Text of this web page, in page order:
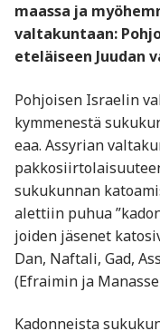
maassa ja
valtakuntaan:
eteläiseen Juudan
Pohjoisen Israelin
kymmenestä
eaa. Assyrian
sukukunnan
alettiin puhua
joiden jäsenet
Dan, Naftali, Gad,
(Efraimin ja
Kadonneista